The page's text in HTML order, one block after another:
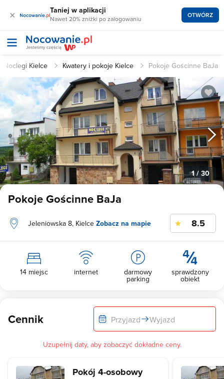
× Taniej w aplikacji
Nawet 20% zniżki po zalogowaniu OTWÓRZ
Noclegi Kielce Kwatery i pokoje Kielce Pokoje Gościnne BaJa
1/ 30
Pokoje Gościnne BaJa
Jeleniowska 8, Kielce Zobacz na mapie 8.5
14 miejsc internet darmowy
parking
sprawdzony
obiekt
Cennik Przyjazd Wyjazd
Uzupełnij daty, aby zobaczyć dokładne ceny.
Pokój 4-osobowy